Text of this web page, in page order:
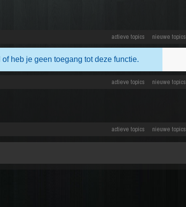
actieve topics nieuwe topics
of heb je geen toegang tot deze functie.
actieve topics nieuwe topics
actieve topics nieuwe topics